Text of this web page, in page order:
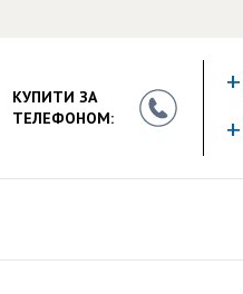
КУПИТИ ЗА
ТЕЛЕФОНОМ: